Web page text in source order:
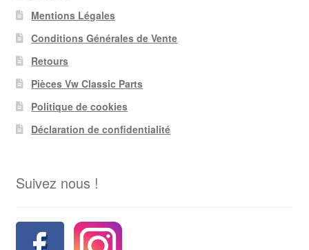
Mentions Légales
Conditions Générales de Vente
Retours
Pièces Vw Classic Parts
Politique de cookies
Déclaration de confidentialité
Suivez nous !